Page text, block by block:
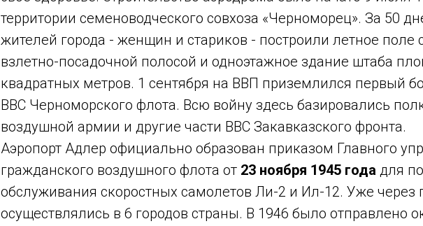
территории семеноводческого совхоза «Черноморец». За 50
жителей города - женщин и стариков - построили летное поле
взлетно-посадочной полосой и одноэтажное здание штаба
квадратных метров. 1 сентября на ВВП приземлился первый
ВВС Черноморского флота. Всю войну здесь базировались
воздушной армии и другие части ВВС Закавказского фронта.
Аэропорт Адлер официально образован приказом Главного
гражданского воздушного флота от 23 ноября 1945 года для
обслуживания скоростных самолетов Ли-2 и Ил-12. Уже через
осуществлялись в 6 городов страны. В 1946 было отправлено